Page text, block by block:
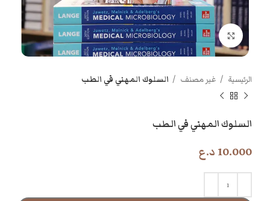
اضغط للتكبير
الرئيسية غير مصنف السلوك المهني في الطب
السلوك المهني في الطب
10.000 د.ع